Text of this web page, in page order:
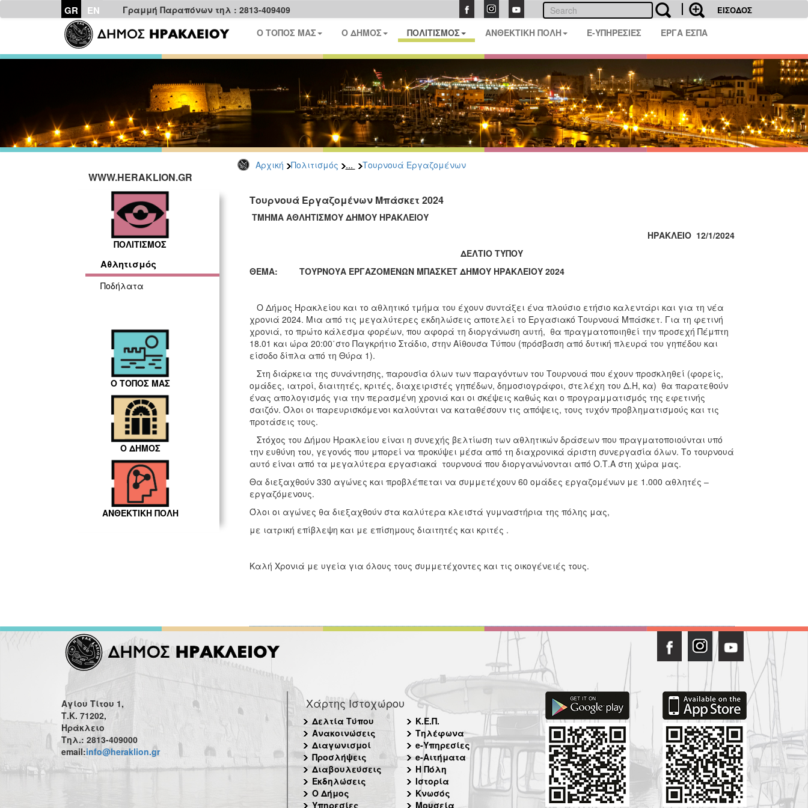
GR EN Γραμμή Παραπόνων τηλ : 2813-409409 ΕΙΣΟΔΟΣ
Ο ΤΟΠΟΣ ΜΑΣ Ο ΔΗΜΟΣ ΠΟΛΙΤΙΣΜΟΣ ΑΝΘΕΚΤΙΚΗ ΠΟΛΗ E-ΥΠΗΡΕΣΙΕΣ ΕΡΓΑ ΕΣΠΑ
Αρχική Πολιτισμός ... Τουρνουά Εργαζομένων
WWW.HERAKLION.GR
ΠΟΛΙΤΙΣΜΟΣ
Αθλητισμός
Ποδήλατα
Ο ΤΟΠΟΣ ΜΑΣ
Ο ΔΗΜΟΣ
ΑΝΘΕΚΤΙΚΗ ΠΟΛΗ
Τουρνουά Εργαζομένων Μπάσκετ 2024
ΤΜΗΜΑ ΑΘΛΗΤΙΣΜΟΥ ΔΗΜΟΥ ΗΡΑΚΛΕΙΟΥ
ΗΡΑΚΛΕΙΟ 12/1/2024
ΔΕΛΤΙΟ ΤΥΠΟΥ
ΘΕΜΑ: ΤΟΥΡΝΟΥΑ ΕΡΓΑΖΟΜΕΝΩΝ ΜΠΑΣΚΕΤ ΔΗΜΟΥ ΗΡΑΚΛΕΙΟΥ 2024
Ο Δήμος Ηρακλείου και το αθλητικό τμήμα του έχουν συντάξει ένα πλούσιο ετήσιο καλεντάρι και για τη νέα
χρονιά 2024. Μια από τις μεγαλύτερες εκδηλώσεις αποτελεί το Εργασιακό Τουρνουά Μπάσκετ. Για τη φετινή
χρονιά, το πρώτο κάλεσμα φορέων, που αφορά τη διοργάνωση αυτή, θα πραγματοποιηθεί την προσεχή Πέμπτη
18.01 και ώρα 20:00΄στο Παγκρήτιο Στάδιο, στην Αίθουσα Τύπου (πρόσβαση από δυτική πλευρά του γηπέδου και
είσοδο δίπλα από τη Θύρα 1).
Στη διάρκεια της συνάντησης, παρουσία όλων των παραγόντων του Τουρνουά που έχουν προσκληθεί (φορείς,
ομάδες, ιατροί, διαιτητές, κριτές, διαχειριστές γηπέδων, δημοσιογράφοι, στελέχη του Δ.Η, κα) θα παρατεθούν
ένας απολογισμός για την περασμένη χρονιά και οι σκέψεις καθώς και ο προγραμματισμός της εφετινής
σαιζόν. Όλοι οι παρευρισκόμενοι καλούνται να καταθέσουν τις απόψεις, τους τυχόν προβληματισμούς και τις
προτάσεις τους.
Στόχος του Δήμου Ηρακλείου είναι η συνεχής βελτίωση των αθλητικών δράσεων που πραγματοποιούνται υπό
την ευθύνη του, γεγονός που μπορεί να προκύψει μέσα από τη διαχρονικά άριστη συνεργασία όλων. Το τουρνουά
αυτό είναι από τα μεγαλύτερα εργασιακά τουρνουά που διοργανώνονται από Ο.Τ.Α στη χώρα μας.
Θα διεξαχθούν 330 αγώνες και προβλέπεται να συμμετέχουν 60 ομάδες εργαζομένων με 1.000 αθλητές –
εργαζόμενους.
Όλοι οι αγώνες θα διεξαχθούν στα καλύτερα κλειστά γυμναστήρια της πόλης μας,
με ιατρική επίβλεψη και με επίσημους διαιτητές και κριτές .
Καλή Χρονιά με υγεία για όλους τους συμμετέχοντες και τις οικογένειές τους.
Αγίου Τίτου 1,
Τ.Κ. 71202,
Ηράκλειο
Τηλ.: 2813-409000
email:info@heraklion.gr
Χάρτης Ιστοχώρου
Δελτία Τύπου
Ανακοινώσεις
Διαγωνισμοί
Προσλήψεις
Διαβουλεύσεις
Εκδηλώσεις
Ο Δήμος
Υπηρεσίες
Κ.Ε.Π.
Τηλέφωνα
e-Υπηρεσίες
e-Αιτήματα
Η Πόλη
Ιστορία
Κνωσός
Μουσεία